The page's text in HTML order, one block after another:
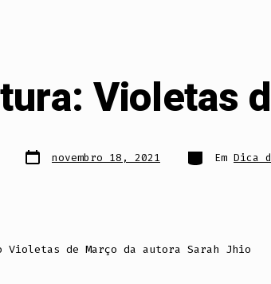
Violetas
Data
do novembro 18, 2021 Categorias
Em Dica
de Março da autora Sarah Jhio